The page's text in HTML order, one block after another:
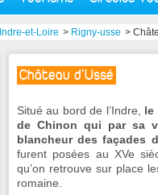
Indre-et-Loire > Rigny-usse >
Château d'Ussé
Situé au bord de l’Indre, le
de Chinon qui par sa
blancheur des façades
furent posées au XVe
qu’on retrouve sur place
romaine.